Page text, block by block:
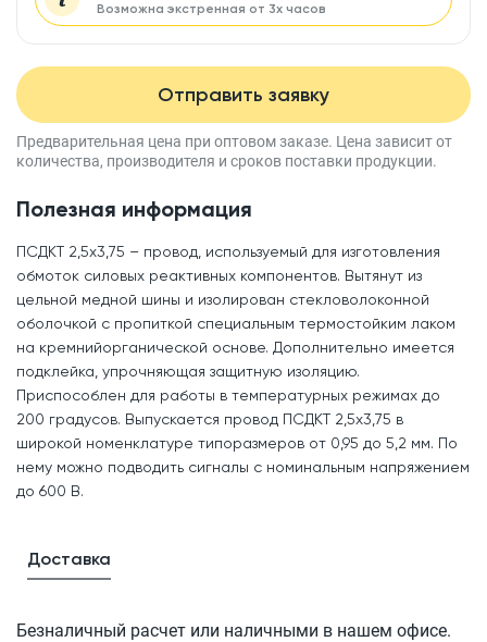
Отправить заявку
Предварительная цена при оптовом заказе. Цена зависит от
количества, производителя и сроков поставки продукции.
Возможна экстренная от 3х часов
Полезная информация
ПСДКТ 2,5x3,75 – провод, используемый для изготовления
обмоток силовых реактивных компонентов. Вытянут из
цельной медной шины и изолирован стекловолоконной
оболочкой с пропиткой специальным термостойким лаком
на кремнийорганической основе. Дополнительно имеется
подклейка, упрочняющая защитную изоляцию.
Приспособлен для работы в температурных режимах до
200 градусов. Выпускается провод ПСДКТ 2,5x3,75 в
широкой номенклатуре типоразмеров от 0,95 до 5,2 мм. По
нему можно подводить сигналы с номинальным напряжением
до 600 В.
Доставка
Безналичный расчет или наличными в нашем офисе.